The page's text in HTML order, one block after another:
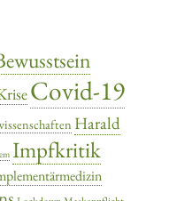
Covid-19
Harald
Impfkritik